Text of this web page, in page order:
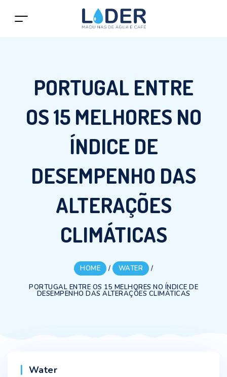
PORTUGAL ENTRE
OS 15 MELHORES NO
ÍNDICE DE
DESEMPENHO DAS
ALTERAÇÕES
CLIMÁTICAS
HOME / WATER /
PORTUGAL ENTRE OS 15 MELHORES NO ÍNDICE DE
DESEMPENHO DAS ALTERAÇÕES CLIMÁTICAS
Categories
Water